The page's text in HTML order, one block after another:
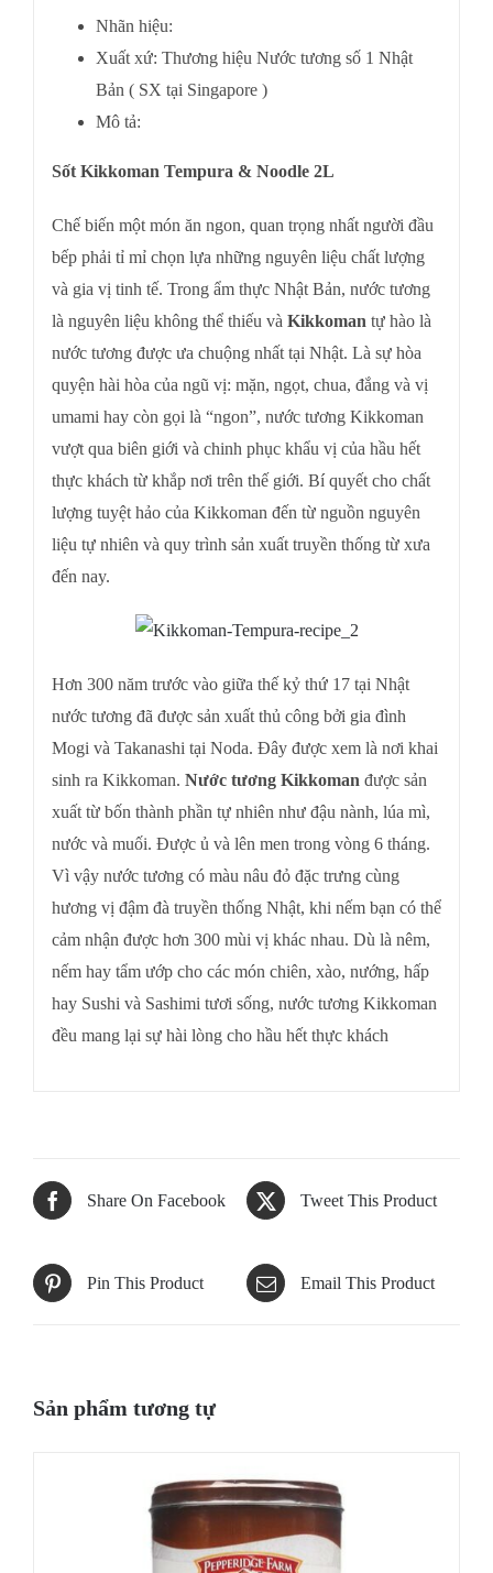
Nhãn hiệu:
Xuất xứ: Thương hiệu Nước tương số 1 Nhật
Bản ( SX tại Singapore )
Mô tả:
Sốt Kikkoman Tempura & Noodle 2L
Chế biến một món ăn ngon, quan trọng nhất người đầu
bếp phải tỉ mỉ chọn lựa những nguyên liệu chất lượng
và gia vị tinh tế. Trong ẩm thực Nhật Bản, nước tương
là nguyên liệu không thể thiếu và Kikkoman tự hào là
nước tương được ưa chuộng nhất tại Nhật. Là sự hòa
quyện hài hòa của ngũ vị: mặn, ngọt, chua, đắng và vị
umami hay còn gọi là “ngon”, nước tương Kikkoman
vượt qua biên giới và chinh phục khẩu vị của hầu hết
thực khách từ khắp nơi trên thế giới. Bí quyết cho chất
lượng tuyệt hảo của Kikkoman đến từ nguồn nguyên
liệu tự nhiên và quy trình sản xuất truyền thống từ xưa
đến nay.
Hơn 300 năm trước vào giữa thế kỷ thứ 17 tại Nhật
nước tương đã được sản xuất thủ công bởi gia đình
Mogi và Takanashi tại Noda. Đây được xem là nơi khai
sinh ra Kikkoman. Nước tương Kikkoman được sản
xuất từ bốn thành phần tự nhiên như đậu nành, lúa mì,
nước và muối. Được ủ và lên men trong vòng 6 tháng.
Vì vậy nước tương có màu nâu đỏ đặc trưng cùng
hương vị đậm đà truyền thống Nhật, khi nếm bạn có thể
cảm nhận được hơn 300 mùi vị khác nhau. Dù là nêm,
nếm hay tẩm ướp cho các món chiên, xào, nướng, hấp
hay Sushi và Sashimi tươi sống, nước tương Kikkoman
đều mang lại sự hài lòng cho hầu hết thực khách
Share On Facebook Tweet This Product
Pin This Product Email This Product
Sản phẩm tương tự